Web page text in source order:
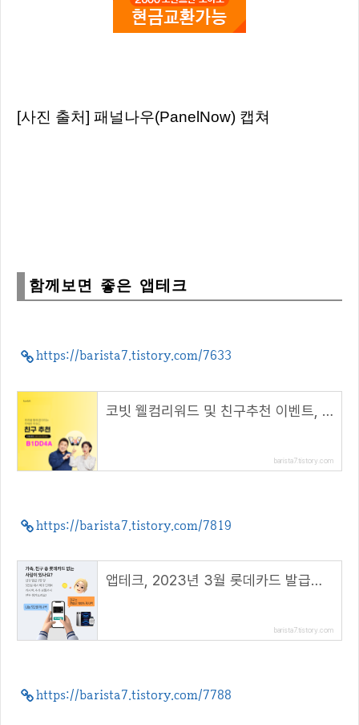
[사진 출처] 패널나우(PanelNow) 캡쳐
함께보면 좋은 앱테크
https://barista7.tistory.com/7633
코빗 웰컴리워드 및 친구추천 이벤트, 리워드 5000원!( 추천 코드 : B1DD4A )
barista7.tistory.com
https://barista7.tistory.com/7819
앱테크, 2023년 3월 롯데카드 발급받고 연회비 캐시백 받자
barista7.tistory.com
https://barista7.tistory.com/7788